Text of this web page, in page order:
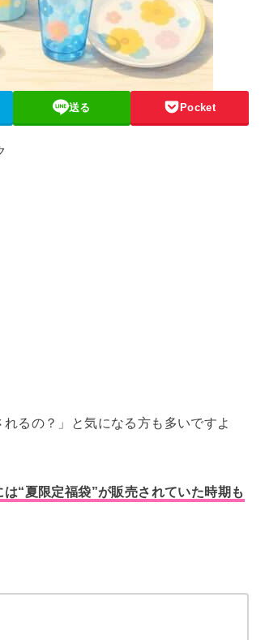
送る Pocket
るの？」と気になる方も多いですよ
“夏限定福袋”が販売されていた時期も